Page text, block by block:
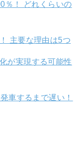
％！ どれくらいの
主要な理由は5つ
が実現する可能性
車するまで遅い！